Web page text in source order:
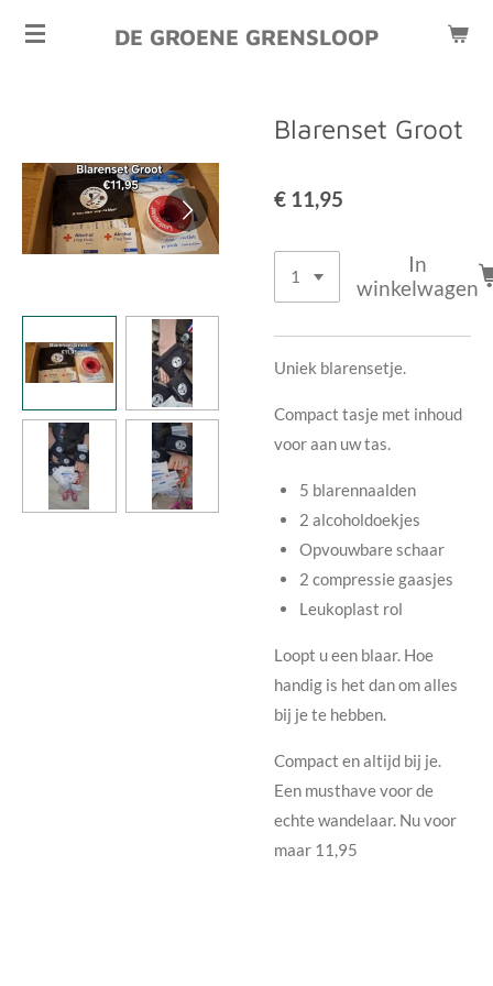
Ga
DE GROENE GRENSLOOP
Blarenset Groot
€ 11,95
In
winkelwagen
Uniek blarensetje.
Compact tasje met inhoud
voor aan uw tas.
5 blarennaalden
2 alcoholdoekjes
Opvouwbare schaar
2 compressie gaasjes
Leukoplast rol
Loopt u een blaar. Hoe
handig is het dan om alles
bij je te hebben.
Compact en altijd bij je.
Een musthave voor de
echte wandelaar. Nu voor
maar 11,95